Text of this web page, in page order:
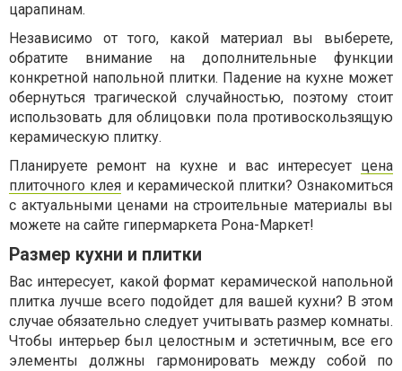
царапинам.
Независимо от того, какой материал вы выберете,
обратите внимание на дополнительные функции
конкретной напольной плитки. Падение на кухне может
обернуться трагической случайностью, поэтому стоит
использовать для облицовки пола противоскользящую
керамическую плитку.
Планируете ремонт на кухне и вас интересует цена
плиточного клеяи керамической плитки? Ознакомиться
с актуальными ценами на строительные материалы вы
можете на сайте гипермаркета Рона-Маркет!
Размер кухни и плитки
Вас интересует, какой формат керамической напольной
плитка лучше всего подойдет для вашей кухни? В этом
случае обязательно следует учитывать размер комнаты.
Чтобы интерьер был целостным и эстетичным, все его
элементы должны гармонировать между собой по